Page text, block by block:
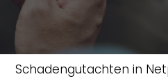
Schadengutachten in